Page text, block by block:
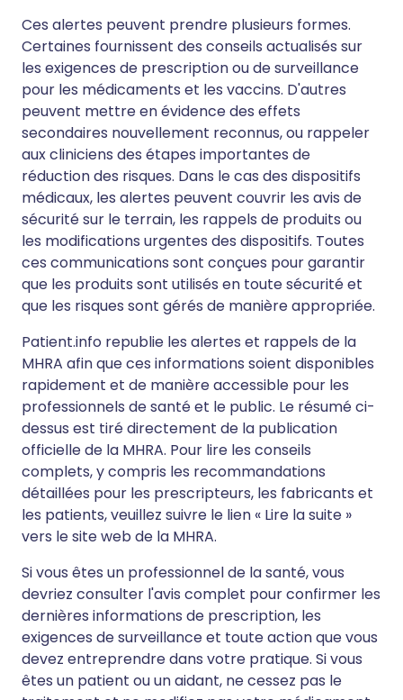
Ces alertes peuvent prendre plusieurs formes.
Certaines fournissent des conseils actualisés sur
les exigences de prescription ou de surveillance
pour les médicaments et les vaccins. D'autres
peuvent mettre en évidence des effets
secondaires nouvellement reconnus, ou rappeler
aux cliniciens des étapes importantes de
réduction des risques. Dans le cas des dispositifs
médicaux, les alertes peuvent couvrir les avis de
sécurité sur le terrain, les rappels de produits ou
les modifications urgentes des dispositifs. Toutes
ces communications sont conçues pour garantir
que les produits sont utilisés en toute sécurité et
que les risques sont gérés de manière appropriée.
Patient.info republie les alertes et rappels de la
MHRA afin que ces informations soient disponibles
rapidement et de manière accessible pour les
professionnels de santé et le public. Le résumé ci-
dessus est tiré directement de la publication
officielle de la MHRA. Pour lire les conseils
complets, y compris les recommandations
détaillées pour les prescripteurs, les fabricants et
les patients, veuillez suivre le lien « Lire la suite »
vers le site web de la MHRA.
Si vous êtes un professionnel de la santé, vous
devriez consulter l'avis complet pour confirmer les
dernières informations de prescription, les
exigences de surveillance et toute action que vous
devez entreprendre dans votre pratique. Si vous
êtes un patient ou un aidant, ne cessez pas le